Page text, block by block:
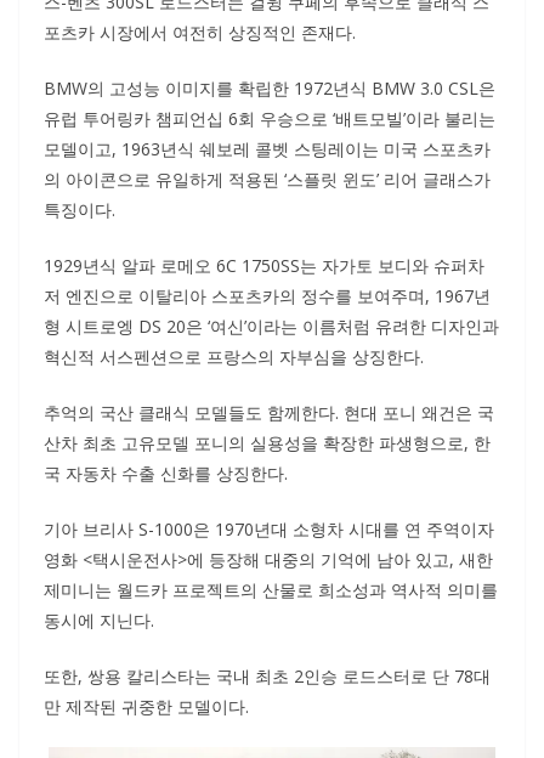
포츠카 시장에서 여전히 상징적인 존재다.
BMW의 고성능 이미지를 확립한 1972년식 BMW 3.0 CSL은
유럽 투어링카 챔피언십 6회 우승으로 ‘배트모빌’이라 불리는
모델이고, 1963년식 쉐보레 콜벳 스팅레이는 미국 스포츠카
의 아이콘으로 유일하게 적용된 ‘스플릿 윈도’ 리어 글래스가
특징이다.
1929년식 알파 로메오 6C 1750SS는 자가토 보디와 슈퍼차
저 엔진으로 이탈리아 스포츠카의 정수를 보여주며, 1967년
형 시트로엥 DS 20은 ‘여신’이라는 이름처럼 유려한 디자인과
혁신적 서스펜션으로 프랑스의 자부심을 상징한다.
추억의 국산 클래식 모델들도 함께한다. 현대 포니 왜건은 국
산차 최초 고유모델 포니의 실용성을 확장한 파생형으로, 한
국 자동차 수출 신화를 상징한다.
기아 브리사 S-1000은 1970년대 소형차 시대를 연 주역이자
영화 <택시운전사>에 등장해 대중의 기억에 남아 있고, 새한
제미니는 월드카 프로젝트의 산물로 희소성과 역사적 의미를
동시에 지닌다.
또한, 쌍용 칼리스타는 국내 최초 2인승 로드스터로 단 78대
만 제작된 귀중한 모델이다.